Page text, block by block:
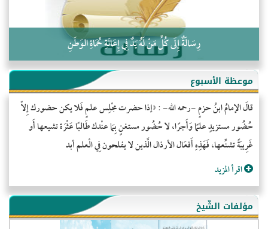
رِسَالَةٌ إِلَى كُلِّ مَنْ لَهُ يَدٌ فِي إِعَانَةِ حُمَاةِ الوَطَنِ
موعظة الأسبوع
قالَ الإمامُ ابنُ حزمٍ -رحمه الله- : «إذا حضرت مجْلِس علمٍ فَلا يكن حضورك إِلاّ
حُضُور مستزيدٍ علمًا وَأَجرًا، لا حُضُور مستغنٍ بِمَا عنْدك طَالبًا عَثْرَة تشيعها أَو
غَرِيبَةً تشنِّعها، فَهَذِهِ أَفعَال الأرذال الَّذين لا يفلحون فِي الْعلم أبد
اقرأ المزيد
مؤلفات الشّيخ